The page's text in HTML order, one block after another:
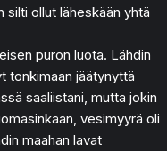
silti ollut läheskään yhtä
puron luota. Lähdin
tonkimaan jäätynyttä
saaliistani, mutta jokin
vesimyyrä oli
maahan lavat